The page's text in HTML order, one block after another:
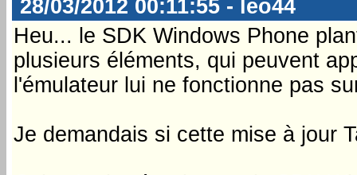
28/03/2012 00:11:55 - leo44
Heu... le SDK Windows Phone
plusieurs éléments, qui peuvent
l'émulateur lui ne fonctionne pas
Je demandais si cette mise à jour